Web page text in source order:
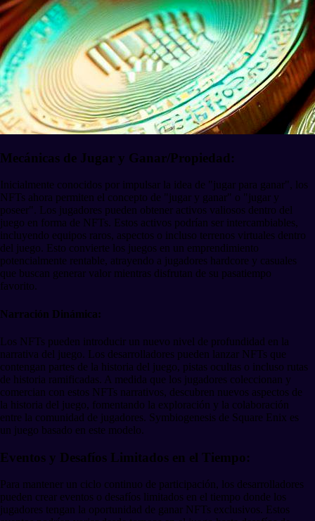
Mecánicas de Jugar y Ganar/Propiedad:
Inicialmente conocidos por impulsar la idea de "jugar para ganar", los
NFTs ahora permiten el concepto de "jugar y ganar" o "jugar y
poseer". Los jugadores pueden obtener activos valiosos dentro del
juego en forma de NFTs. Estos activos podrían ser intercambiables,
incluyendo equipos raros, aspectos o incluso terrenos virtuales dentro
del juego. Esto convierte los juegos en un emprendimiento
potencialmente rentable, atrayendo a jugadores hardcore y casuales
que buscan generar valor mientras disfrutan de su pasatiempo
favorito.
Narración Dinámica:
Los NFTs pueden introducir un nuevo nivel de profundidad en la
narrativa del juego. Los desarrolladores pueden lanzar NFTs que
contengan partes de la historia del juego, pistas ocultas o incluso rutas
de historia ramificadas. A medida que los jugadores coleccionan y
comercian con estos NFTs narrativos, descubren nuevos aspectos de
la historia del juego, fomentando la exploración y la colaboración
entre la comunidad de jugadores. Symbiogenesis de Square Enix es
un juego basado en este modelo.
Eventos y Desafíos Limitados en el Tiempo:
Para mantener un ciclo continuo de participación, los desarrolladores
pueden crear eventos o desafíos limitados en el tiempo donde los
jugadores tengan la oportunidad de ganar NFTs exclusivos. Estos